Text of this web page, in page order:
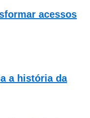
acessos
a história da